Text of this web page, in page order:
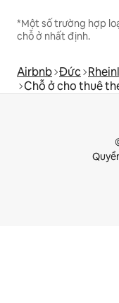
*Một số trường hợp
chỗ ở nhất định.
Airbnb Đức
Chỗ ở cho thuê